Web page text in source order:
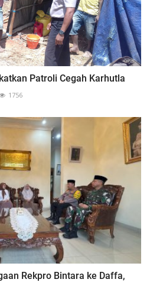
Patroli Cegah Karhutla
1756
Rekpro Bintara ke Daffa,